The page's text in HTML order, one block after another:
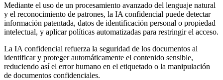
Mediante el uso de un procesamiento avanzado del lenguaje natural
y el reconocimiento de patrones, la IA confidencial puede detectar
información patentada, datos de identificación personal o propiedad
intelectual, y aplicar políticas automatizadas para restringir el acceso.
La IA confidencial refuerza la seguridad de los documentos al
identificar y proteger automáticamente el contenido sensible,
reduciendo así el error humano en el etiquetado o la manipulación
de documentos confidenciales.